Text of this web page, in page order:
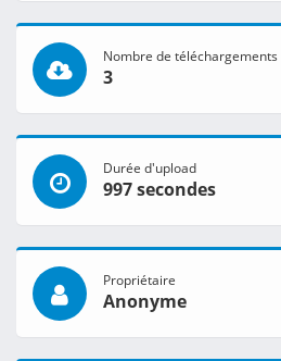
Nombre de téléchargements
3
Durée d'upload
997 secondes
Propriétaire
Anonyme